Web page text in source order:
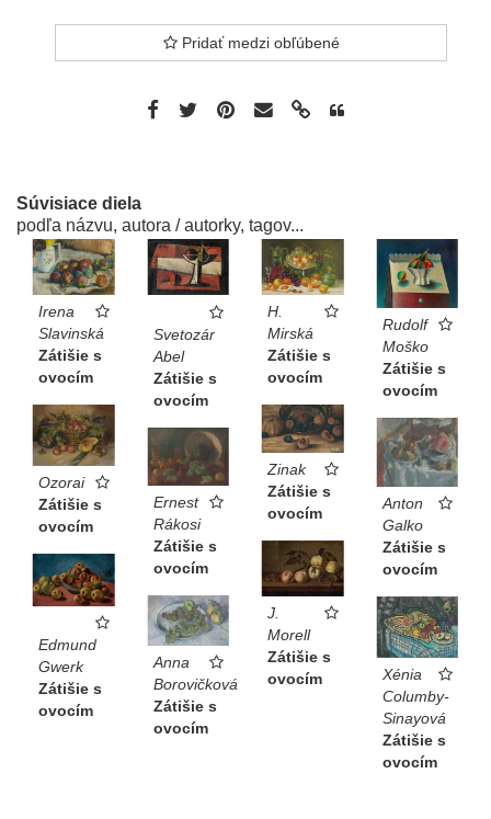
Pridať medzi obľúbené
Súvisiace diela
podľa názvu, autora / autorky, tagov...
Irena
Slavinská
Zátišie s
ovocím
Svetozár
Abel
Zátišie s
ovocím
H.
Mirská
Zátišie s
ovocím
Rudolf
Moško
Zátišie s
ovocím
Ozorai
Zátišie s
ovocím
Zinak
Zátišie s
ovocím
Anton
Galko
Zátišie s
ovocím
Ernest
Rákosi
Zátišie s
ovocím
J.
Morell
Zátišie s
ovocím
Edmund
Gwerk
Zátišie s
ovocím
Anna
Borovičková
Zátišie s
ovocím
Xénia
Columby-
Sinayová
Zátišie s
ovocím